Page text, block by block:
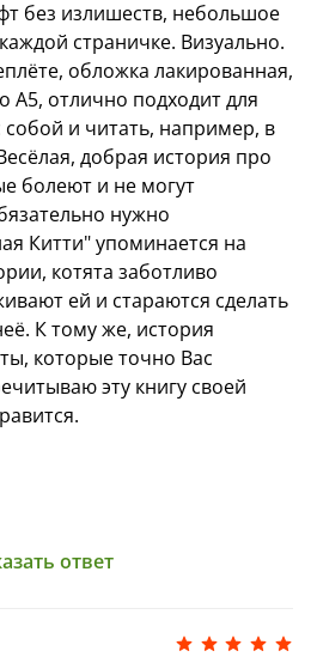
без излишеств, небольшое
страничке. Визуально.
обложка лакированная,
отлично подходит для
собой и читать, например, в
добрая история про
болеют и не могут
нужно
Китти" упоминается на
котята заботливо
ей и стараются сделать
К тому же, история
которые точно Вас
эту книгу своей
ответ